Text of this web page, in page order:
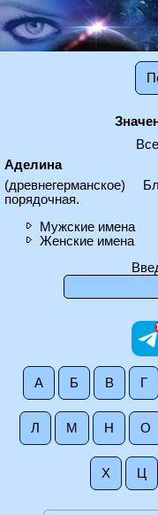
Аделина
(древнегерманское)
порядочная.
Мужские имена
Женские имена
А Б В Г
Л М Н О
Х Ц